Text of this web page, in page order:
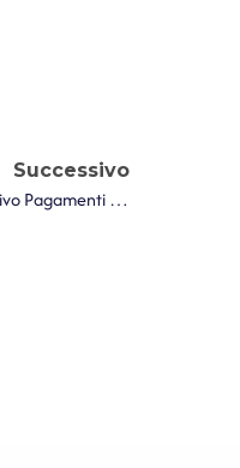
Successivo
ANCI. Mensa Personale E Contributi Tarsu, Dal Ministero Istruzione In Arrivo Pagamenti 2024